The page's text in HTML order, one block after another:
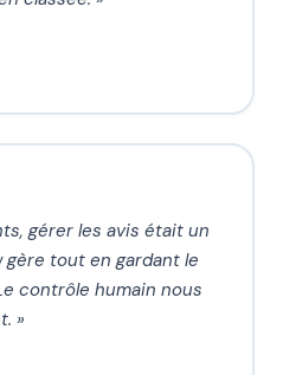
gérer les avis était un
gère tout en gardant le
contrôle humain nous
»